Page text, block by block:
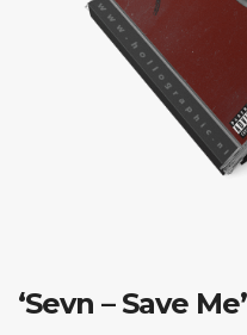
‘Sevn – Save